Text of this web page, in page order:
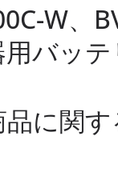
W、
バッ
に関